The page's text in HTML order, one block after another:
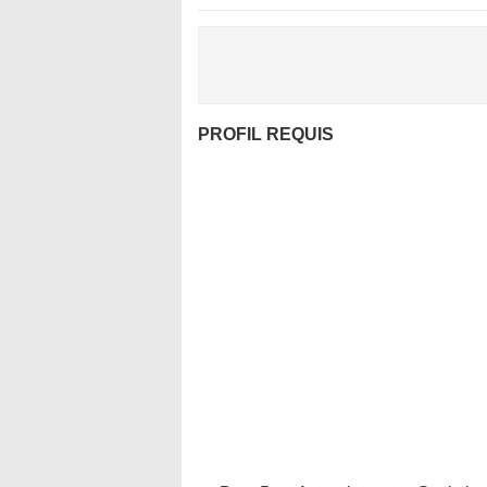
PROFIL REQUIS